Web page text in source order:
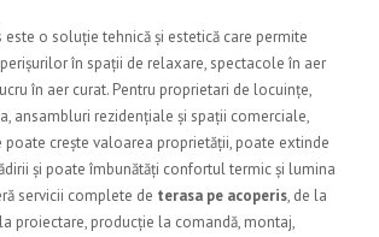
este o soluție tehnică și estetică care permite
în spații de relaxare, spectacole în aer
în aer curat. Pentru proprietari de locuințe,
ansambluri rezidențiale și spații comerciale,
poate crește valoarea proprietății, poate extinde
și poate îmbunătăți confortul termic și lumina
servicii complete de terasa pe acoperis, de la
proiectare, producție la comandă, montaj,